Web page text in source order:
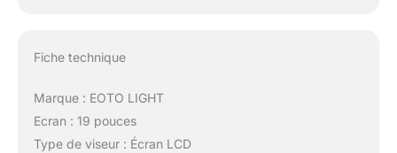
Fiche technique
Marque : EOTO LIGHT
Ecran : 19 pouces
Type de viseur : Écran LCD